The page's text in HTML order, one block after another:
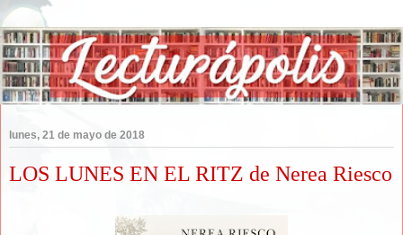
lunes, 21 de mayo de 2018
LOS LUNES EN EL RITZ de Nerea Riesco